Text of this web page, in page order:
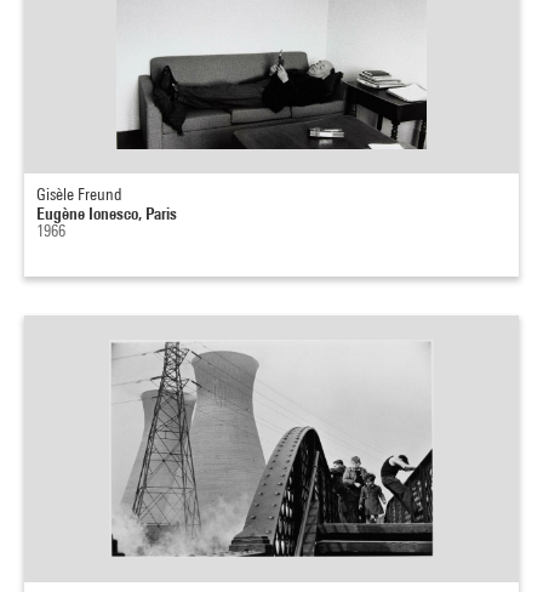
Gisèle Freund
Eugène Ionesco, Paris
1966